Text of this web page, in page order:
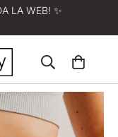
LA WEB! ✨